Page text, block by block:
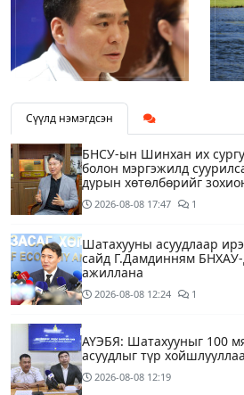
Сүүлд нэмэгдсэн
БНСУ-ын Шинхан их
болон мэргэжилд
дурын хөтөлбөрийг
2026-08-08 17:47 1
Шатахууны асуудлаар
сайд Г.Дамдинням
ажиллана
2026-08-08 12:24 1
АҮЭБЯ: Шатахууныг 100
асуудлыг түр хойшлууллаа
2026-08-08 12:19